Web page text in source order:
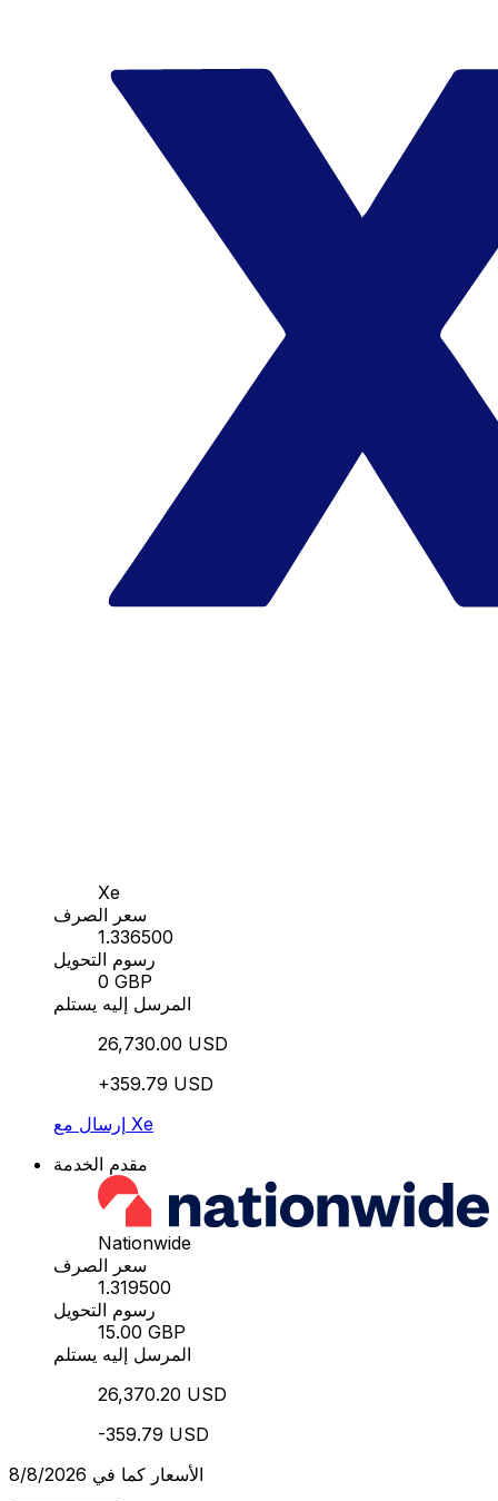
Xe
سعر الصرف
1.336500
رسوم التحويل
0 GBP
المرسل إليه يستلم
26,730.00 USD
+359.79 USD
إرسال مع Xe
مقدم الخدمة
Nationwide
سعر الصرف
1.319500
رسوم التحويل
15.00 GBP
المرسل إليه يستلم
26,370.20 USD
-359.79 USD
الأسعار كما في 8/8/2026